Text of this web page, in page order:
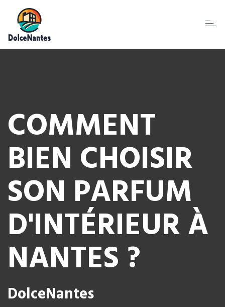
COMMENT
BIEN CHOISIR
SON PARFUM
D'INTÉRIEUR À
NANTES ?
DolceNantes